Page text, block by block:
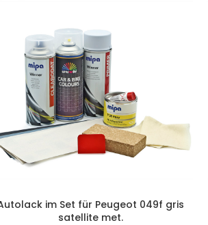
im Set für Peugeot 049f gris
satellite met.